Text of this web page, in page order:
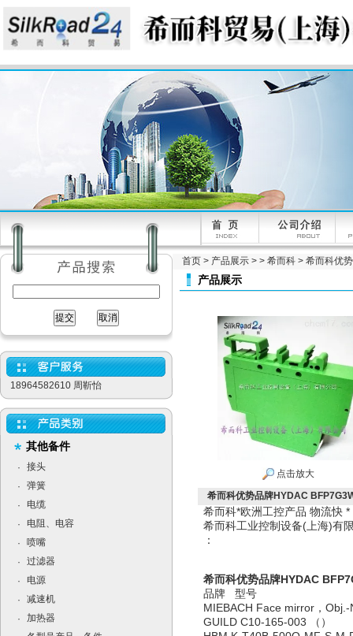
18964582610 周靳怡
其他备件
·
接头
·
弹簧
·
电缆
·
电阻、电容
·
喷嘴
·
过滤器
·
电源
·
减速机
·
加热器
首页 > 产品展示 > > 希而科 > 希而科优
产品展示
点击放大
希而科优势品牌HYDAC
希而科*欧洲工控产品 物流
希而科工业控制设备(上海)
：
希而科优势品牌HYDAC
品牌 型号
MIEBACH Face mirror，
GUILD C10-165-003 （）